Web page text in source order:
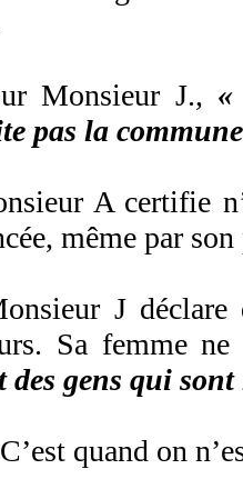
Monsieur J., «
pas la
A certifie
même par son
J déclare
Sa femme
des gens qui
quand on